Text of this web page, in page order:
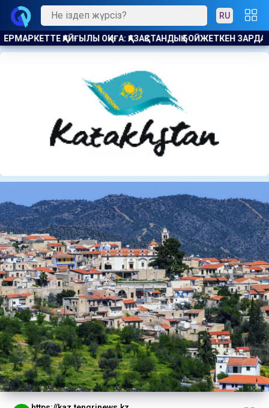
RU
ЗАРДАП ШЕКТІ ҚХП: КӘСІПОДАҚТАР ҚОҒАМҒА ЖІК